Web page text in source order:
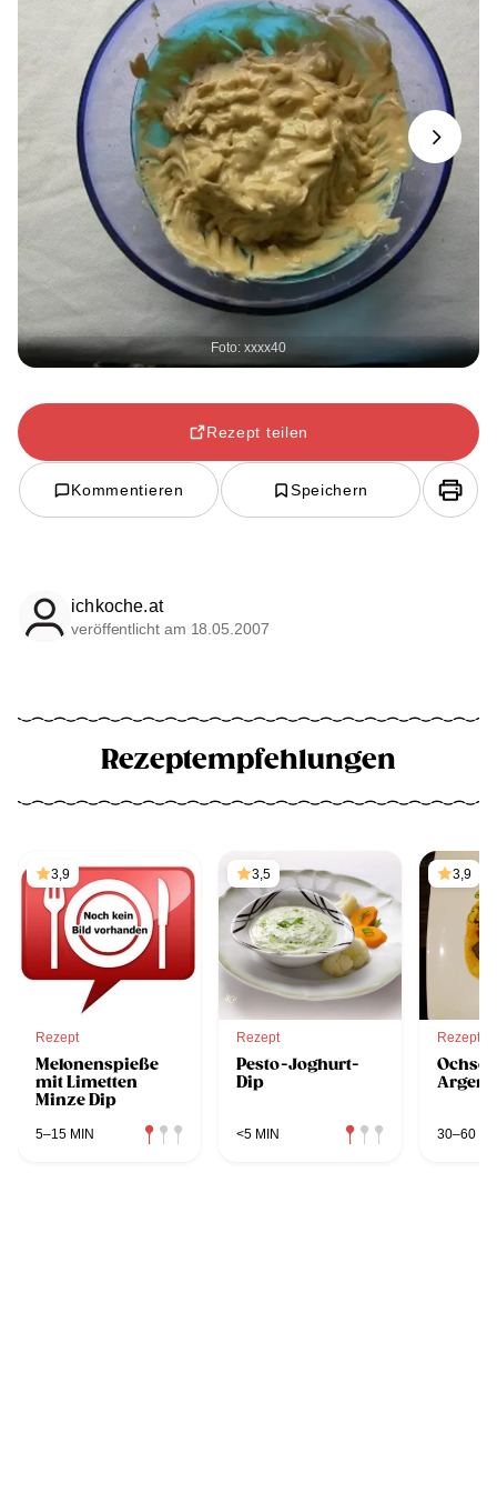
Foto: xxxx40
Next
Rezept teilen
Kommentieren Speichern
ichkoche.at
veröffentlicht am 18.05.2007
Rezeptempfehlungen
3,9
Rezept
Melonenspieße
mit Limetten
Minze Dip
5–15 MIN
3,5
Rezept
Pesto-Joghurt-
Dip
<5 MIN
3,9
Rezept
30–60